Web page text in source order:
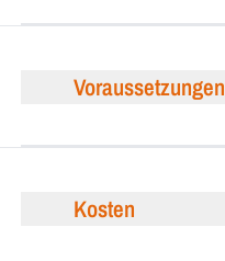
Voraussetzungen
Kosten